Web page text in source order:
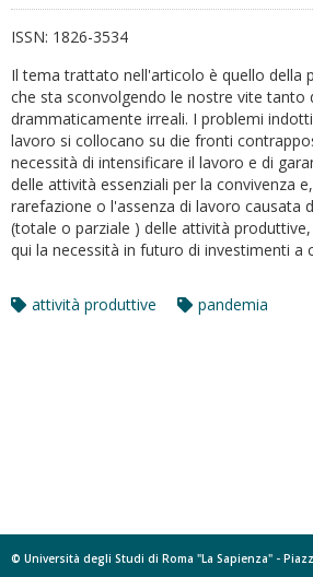
ISSN: 1826-3534
Il tema trattato nell'articolo è quello della
che sta sconvolgendo le nostre vite tanto
drammaticamente irreali. I problemi
lavoro si collocano su die fronti
necessità di intensificare il lavoro e di
delle attività essenziali per la convivenza
rarefazione o l'assenza di lavoro causata
(totale o parziale ) delle attività
qui la necessità in futuro di investimenti a
attività produttive pandemia
© Università degli Studi di Roma "La Sapienza" -